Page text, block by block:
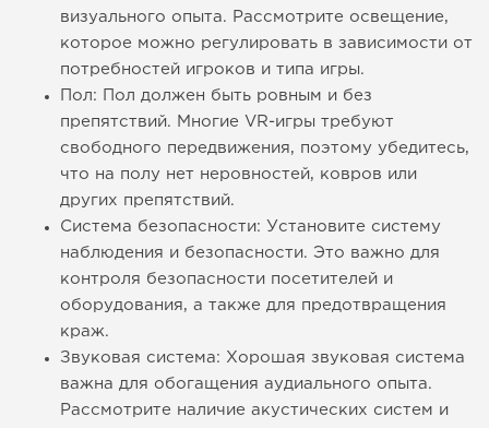
визуального опыта. Рассмотрите освещение,
которое можно регулировать в зависимости от
потребностей игроков и типа игры.
Пол: Пол должен быть ровным и без
препятствий. Многие VR-игры требуют
свободного передвижения, поэтому убедитесь,
что на полу нет неровностей, ковров или
других препятствий.
Система безопасности: Установите систему
наблюдения и безопасности. Это важно для
контроля безопасности посетителей и
оборудования, а также для предотвращения
краж.
Звуковая система: Хорошая звуковая система
важна для обогащения аудиального опыта.
Рассмотрите наличие акустических систем и